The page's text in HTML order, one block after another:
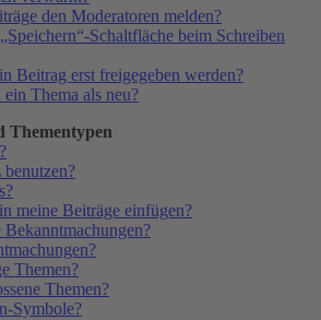
den Moderatoren melden?
Schaltfläche beim Schreiben
Beitrag erst freigegeben werden?
Thema als neu?
Thementypen
meine Beiträge einfügen?
Themen?
Themen?
Symbole?